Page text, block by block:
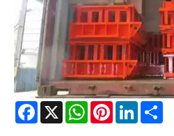
Facebook
X WhatsApp
PinterestLinkedIn